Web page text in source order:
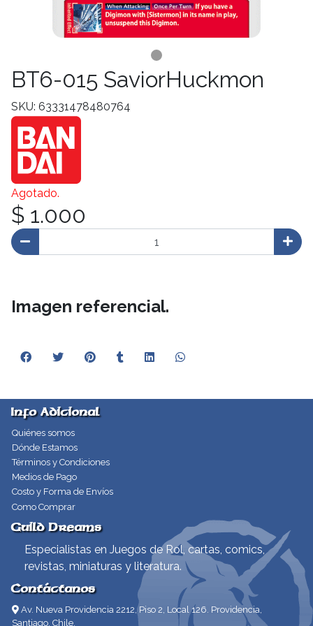
BT6-015 SaviorHuckmon
SKU: 63331478480764
Agotado.
$ 1.000
Imagen referencial.
Info Adicional
Quiénes somos
Dónde Estamos
Términos y Condiciones
Medios de Pago
Costo y Forma de Envíos
Como Comprar
Guild Dreams
Especialistas en Juegos de Rol, cartas, comics,
revistas, miniaturas y literatura.
Contáctanos
Av. Nueva Providencia 2212, Piso 2, Local 126. Providencia,
Santiago, Chile.